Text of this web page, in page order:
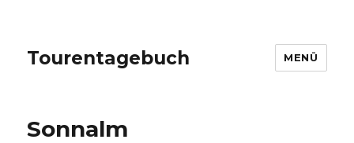
Tourentagebuch MENÜ
Sonnalm